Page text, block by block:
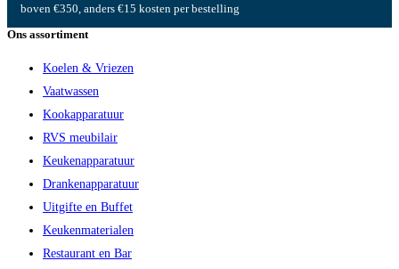
boven €350, anders €15 kosten per bestelling
Ons assortiment
Koelen & Vriezen
Vaatwassen
Kookapparatuur
RVS meubilair
Keukenapparatuur
Drankenapparatuur
Uitgifte en Buffet
Keukenmaterialen
Restaurant en Bar